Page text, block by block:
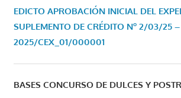
EDICTO APROBACIÓN INICIAL DEL
SUPLEMENTO DE CRÉDITO Nº 2/03/25 –
2025/CEX_01/000001
BASES CONCURSO DE DULCES Y